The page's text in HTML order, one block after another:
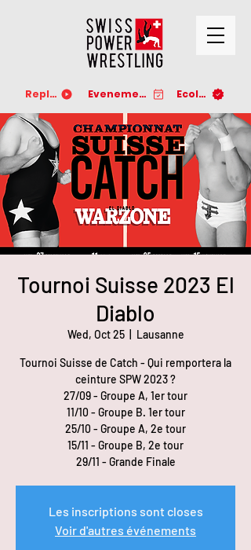
Replay Evenements Ecoles
Tournoi Suisse 2023 El
Diablo
Wed, Oct 25
  |
Lausanne
Tournoi Suisse de Catch - Qui remportera la
ceinture SPW 2023 ?
27/09 - Groupe A, 1er tour
11/10 - Groupe B. 1er tour
25/10 - Groupe A, 2e tour
15/11 - Groupe B, 2e tour
29/11 - Grande Finale
Les inscriptions sont closes
Voir d'autres événements